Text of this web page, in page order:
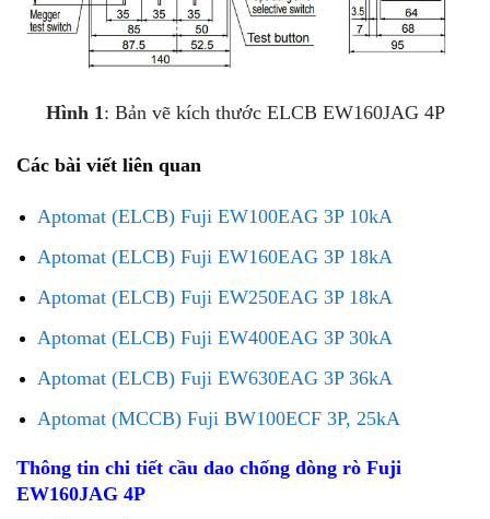
Hình 1: Bản vẽ kích thước ELCB EW160JAG 4P
Các bài viết liên quan
Aptomat (ELCB) Fuji EW100EAG 3P 10kA
Aptomat (ELCB) Fuji EW160EAG 3P 18kA
Aptomat (ELCB) Fuji EW250EAG 3P 18kA
Aptomat (ELCB) Fuji EW400EAG 3P 30kA
Aptomat (ELCB) Fuji EW630EAG 3P 36kA
Aptomat (MCCB) Fuji BW100ECF 3P, 25kA
Thông tin chi tiết cầu dao chống dòng rò Fuji
EW160JAG 4P